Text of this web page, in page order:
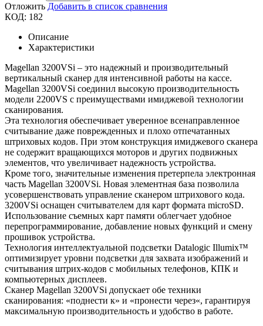
Отложить Добавить в список сравнения
КОД: 182
Описание
Характеристики
Magellan 3200VSi – это надежный и производительный
вертикальный сканер для интенсивной работы на кассе.
Magellan 3200VSi соединил высокую производительность
модели 2200VS с преимуществами имиджевой технологии
сканирования.
Эта технология обеспечивает уверенное всенаправленное
считывание даже поврежденных и плохо отпечатанных
штриховых кодов. При этом конструкция имиджевого сканера
не содержит вращающихся моторов и других подвижных
элементов, что увеличивает надежность устройства.
Кроме того, значительные изменения претерпела электронная
часть Magellan 3200VSi. Новая элементная база позволила
усовершенствовать управление сканером штрихового кода.
3200VSi оснащен считывателем для карт формата microSD.
Использование съемных карт памяти облегчает удобное
перепрограммирование, добавление новых функций и смену
прошивок устройства.
Технология интеллектуальной подсветки Datalogic Illumix™
оптимизирует уровни подсветки для захвата изображений и
считывания штрих-кодов с мобильных телефонов, КПК и
компьютерных дисплеев.
Сканер Magellan 3200VSi допускает обе техники
сканирования: «поднести к» и «пронести через«, гарантируя
максимальную производительность и удобство в работе.